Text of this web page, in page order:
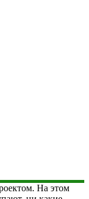
На этом